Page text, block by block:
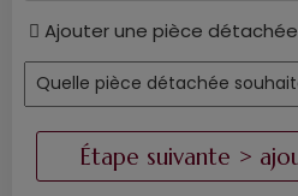
Ajouter une pièce détachée